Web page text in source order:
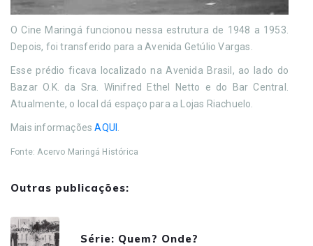
O Cine Maringá funcionou nessa estrutura de 1948 a 1953.
Depois, foi transferido para a Avenida Getúlio Vargas.
Esse prédio ficava localizado na Avenida Brasil, ao lado do
Bazar O.K. da Sra. Winifred Ethel Netto e do Bar Central.
Atualmente, o local dá espaço para a Lojas Riachuelo.
Mais informaçõesAQUI
Fonte: Acervo Maringá Histórica
Outras publicações:
Série: Quem? Onde?